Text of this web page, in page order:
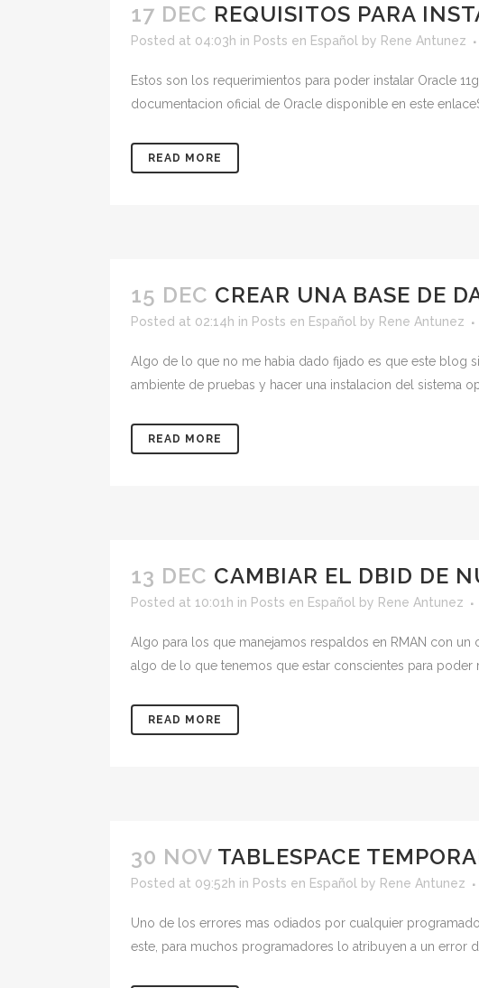
17 DEC REQUISITOS PARA
Posted at 04:03h in Posts en Español by Rene Antunez
Estos son los requerimientos para poder instalar Oracle
documentacion oficial de Oracle disponible en este
READ MORE
15 DEC CREAR UNA BASE DE
Posted at 02:14h in Posts en Español by Rene Antunez
Algo de lo que no me habia dado fijado es que este blog
ambiente de pruebas y hacer una instalacion del sistema
READ MORE
13 DEC CAMBIAR EL DBID DE
Posted at 10:01h in Posts en Español by Rene Antunez
Algo para los que manejamos respaldos en RMAN con un
algo de lo que tenemos que estar conscientes para poder
READ MORE
30 NOV TABLESPACE
Posted at 09:52h in Posts en Español by Rene Antunez
Uno de los errores mas odiados por cualquier
este, para muchos programadores lo atribuyen a un error